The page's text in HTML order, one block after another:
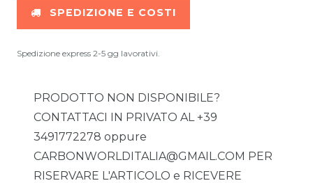
SPEDIZIONE E COSTI
Spedizione express 2-5 gg lavorativi.
PRODOTTO NON DISPONIBILE?
CONTATTACI IN PRIVATO AL +39
3491772278 oppure
CARBONWORLDITALIA@GMAIL.COM PER
RISERVARE L'ARTICOLO e RICEVERE